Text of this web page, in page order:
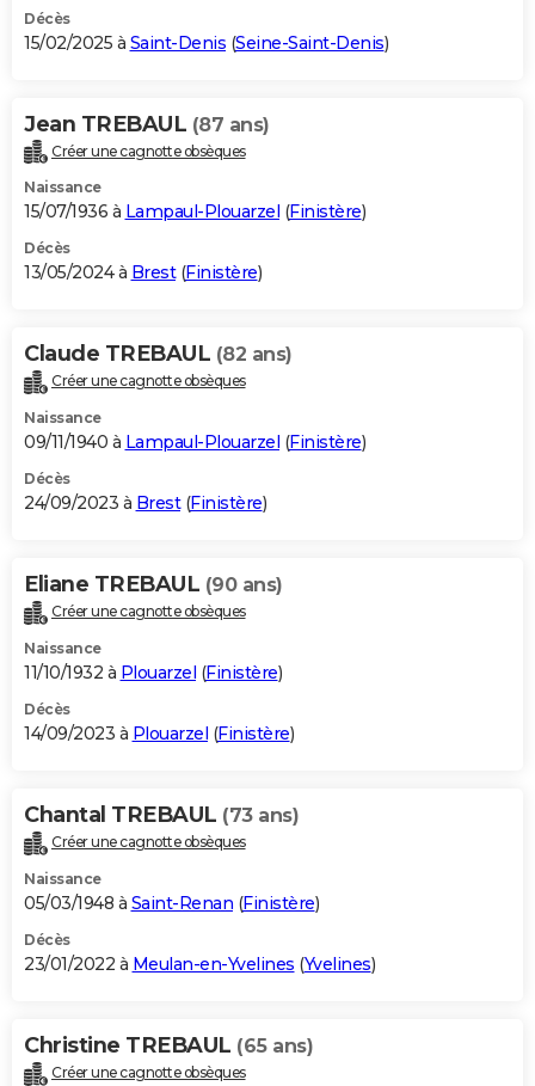
Décès
15/02/2025 à Saint-Denis (Seine-Saint-Denis)
Jean TREBAUL (87 ans)
Créer une cagnotte obsèques
Naissance
15/07/1936 à Lampaul-Plouarzel (Finistère)
Décès
13/05/2024 à Brest(Finistère)
Claude TREBAUL (82 ans)
Créer une cagnotte obsèques
Naissance
09/11/1940 à Lampaul-Plouarzel (Finistère)
Décès
24/09/2023 à Brest(Finistère)
Eliane TREBAUL (90 ans)
Créer une cagnotte obsèques
Naissance
11/10/1932 à Plouarzel (Finistère)
Décès
14/09/2023 à Plouarzel (Finistère)
Chantal TREBAUL (73 ans)
Créer une cagnotte obsèques
Naissance
05/03/1948 à Saint-Renan (Finistère)
Décès
23/01/2022 à Meulan-en-Yvelines (Yvelines)
Christine TREBAUL (65 ans)
Créer une cagnotte obsèques